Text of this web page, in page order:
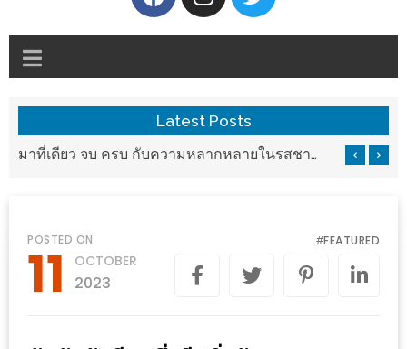
อ้วน
ความ
เป็น
ศิริ
ปัน
นาฯ
เชียงใหม่
เล่น
กัน
Latest Posts
มาที่เดียว จบ ครบ กับความหลากหลายในรสชาติที่นำมาจากทั่วเมืองจีนที่ HAN The Chinese Cuisine
POSTED ON
11 OCTOBER
2023
#FEATURED